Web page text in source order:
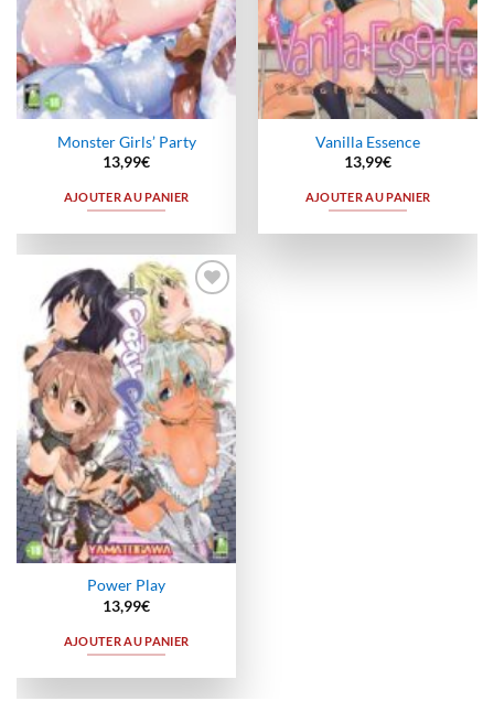
Monster Girls’ Party
13,99€
AJOUTER AU PANIER
Vanilla Essence
13,99€
AJOUTER AU PANIER
Ajouter
à la
wishlist
Power Play
13,99€
AJOUTER AU PANIER